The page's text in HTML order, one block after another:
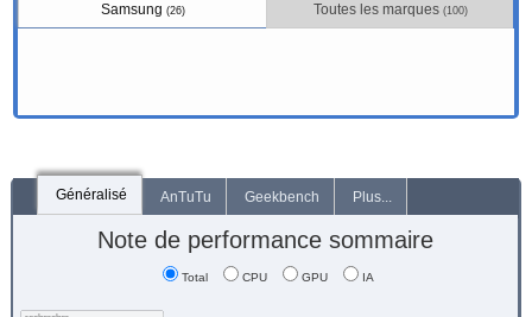
Samsung (26) Toutes les marques (100)
Généralisé AnTuTu Geekbench Plus...
Note de performance sommaire
Total CPU GPU IA